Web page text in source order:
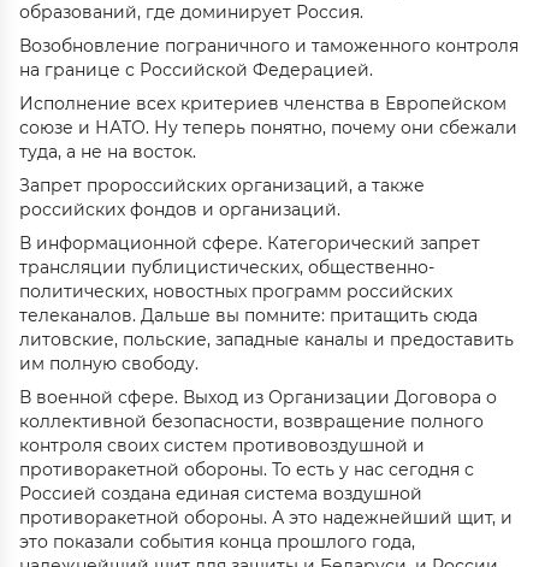
образований, где доминирует Россия.
Возобновление пограничного и таможенного контроля
на границе с Российской Федерацией.
Исполнение всех критериев членства в Европейском
союзе и НАТО. Ну теперь понятно, почему они сбежали
туда, а не на восток.
Запрет пророссийских организаций, а также
российских фондов и организаций.
В информационной сфере. Категорический запрет
трансляции публицистических, общественно-
политических, новостных программ российских
телеканалов. Дальше вы помните: притащить сюда
литовские, польские, западные каналы и предоставить
им полную свободу.
В военной сфере. Выход из Организации Договора о
коллективной безопасности, возвращение полного
контроля своих систем противовоздушной и
противоракетной обороны. То есть у нас сегодня с
Россией создана единая система воздушной
противоракетной обороны. А это надежнейший щит, и
это показали события конца прошлого года,